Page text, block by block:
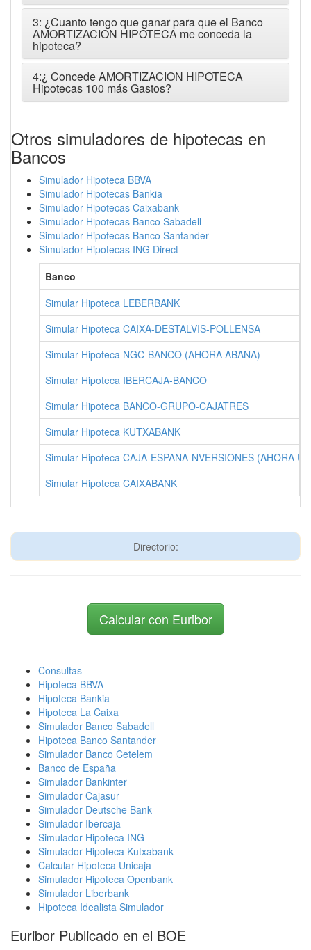
3: ¿Cuanto tengo que ganar para que el Banco
AMORTIZACION HIPOTECA me conceda la
hipoteca?
4:¿ Concede AMORTIZACION HIPOTECA
Hipotecas 100 más Gastos?
Otros simuladores de hipotecas en
Bancos
Simulador Hipoteca BBVA
Simulador Hipotecas Bankia
Simulador Hipotecas Caixabank
Simulador Hipotecas Banco Sabadell
Simulador Hipotecas Banco Santander
Simulador Hipotecas ING Direct
Banco
Simular Hipoteca LEBERBANK
Simular Hipoteca CAIXA-DESTALVIS-POLLENSA
Simular Hipoteca NGC-BANCO (AHORA ABANA)
Simular Hipoteca IBERCAJA-BANCO
Simular Hipoteca BANCO-GRUPO-CAJATRES
Simular Hipoteca KUTXABANK
Simular Hipoteca CAJA-ESPANA-NVERSIONES (AHORA
Simular Hipoteca CAIXABANK
Directorio:
Calcular con Euribor
Consultas
Hipoteca BBVA
Hipoteca Bankia
Hipoteca La Caixa
Simulador Banco Sabadell
Hipoteca Banco Santander
Simulador Banco Cetelem
Banco de España
Simulador Bankinter
Simulador Cajasur
Simulador Deutsche Bank
Simulador Ibercaja
Simulador Hipoteca ING
Simulador Hipoteca Kutxabank
Calcular Hipoteca Unicaja
Simulador Hipoteca Openbank
Simulador Liberbank
Hipoteca Idealista Simulador
Euribor Publicado en el BOE